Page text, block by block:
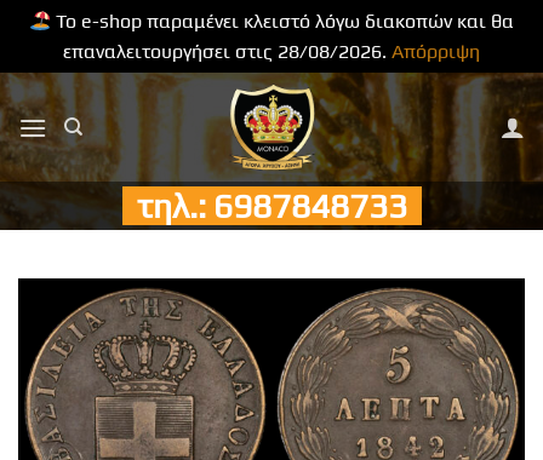
Το e-shop παραμένει κλειστό λόγω διακοπών και θα
επαναλειτουργήσει στις 28/08/2026. Απόρριψη
Μετάβαση
στο
περιεχόμενο
τηλ.: 6987848733